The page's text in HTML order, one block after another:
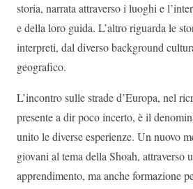
storia, narrata attraverso i luoghi e
e della loro guida. L’altro riguarda le
interpreti, dal diverso background
geografico.
L’incontro sulle strade d’Europa, nel
presente a dir poco incerto, è il
unito le diverse esperienze. Un nuovo
giovani al tema della Shoah, attraverso
apprendimento, ma anche formazione